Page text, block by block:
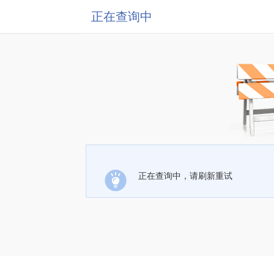
正在查询中
正在查询中，请刷新重试